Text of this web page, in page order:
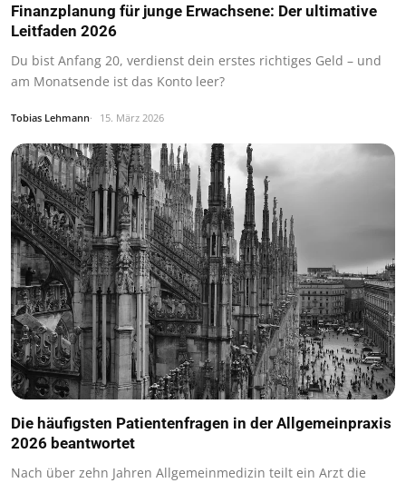
Finanzplanung für junge Erwachsene: Der ultimative
Leitfaden 2026
Du bist Anfang 20, verdienst dein erstes richtiges Geld – und
am Monatsende ist das Konto leer?
Tobias Lehmann 15. März 2026
Die häufigsten Patientenfragen in der Allgemeinpraxis
2026 beantwortet
Nach über zehn Jahren Allgemeinmedizin teilt ein Arzt die